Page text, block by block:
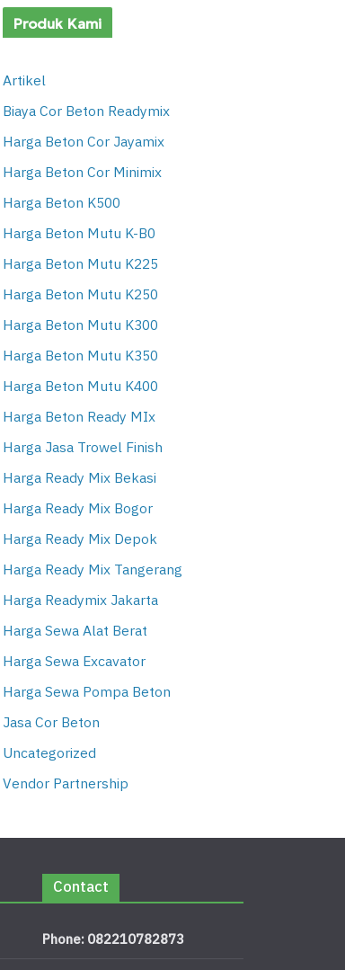
Produk Kami
Artikel
Biaya Cor Beton Readymix
Harga Beton Cor Jayamix
Harga Beton Cor Minimix
Harga Beton K500
Harga Beton Mutu K-B0
Harga Beton Mutu K225
Harga Beton Mutu K250
Harga Beton Mutu K300
Harga Beton Mutu K350
Harga Beton Mutu K400
Harga Beton Ready MIx
Harga Jasa Trowel Finish
Harga Ready Mix Bekasi
Harga Ready Mix Bogor
Harga Ready Mix Depok
Harga Ready Mix Tangerang
Harga Readymix Jakarta
Harga Sewa Alat Berat
Harga Sewa Excavator
Harga Sewa Pompa Beton
Jasa Cor Beton
Uncategorized
Vendor Partnership
Contact
Phone: 082210782873